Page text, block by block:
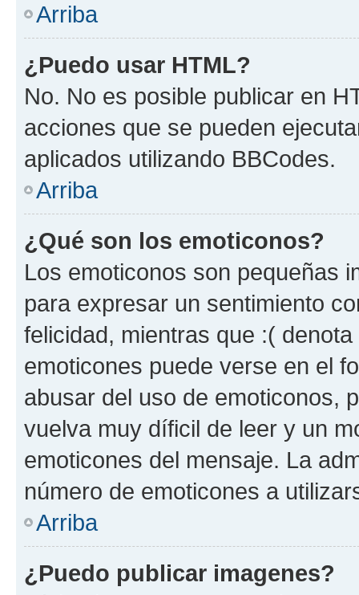
Arriba
¿Puedo usar HTML?
No. No es posible publicar en
acciones que se pueden
aplicados utilizando BBCodes.
Arriba
¿Qué son los emoticonos?
Los emoticonos son pequeñas
para expresar un sentimiento
felicidad, mientras que :(
emoticones puede verse en el
abusar del uso de emoticonos,
vuelva muy díficil de leer y un
emoticones del mensaje. La
número de emoticones a
Arriba
¿Puedo publicar imagenes?